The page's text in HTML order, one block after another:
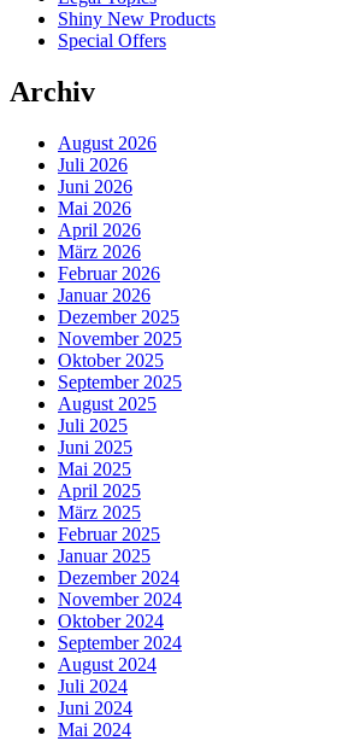
Shiny New Products
Special Offers
Archiv
August 2026
Juli 2026
Juni 2026
Mai 2026
April 2026
März 2026
Februar 2026
Januar 2026
Dezember 2025
November 2025
Oktober 2025
September 2025
August 2025
Juli 2025
Juni 2025
Mai 2025
April 2025
März 2025
Februar 2025
Januar 2025
Dezember 2024
November 2024
Oktober 2024
September 2024
August 2024
Juli 2024
Juni 2024
Mai 2024